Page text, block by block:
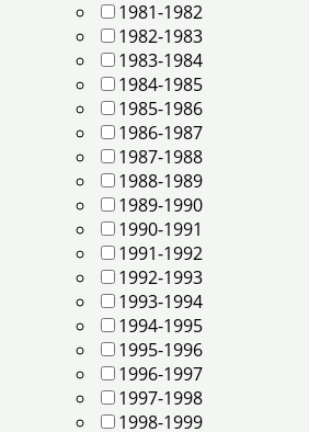
1981-1982
1982-1983
1983-1984
1984-1985
1985-1986
1986-1987
1987-1988
1988-1989
1989-1990
1990-1991
1991-1992
1992-1993
1993-1994
1994-1995
1995-1996
1996-1997
1997-1998
1998-1999